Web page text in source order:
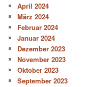
April 2024
März 2024
Februar 2024
Januar 2024
Dezember 2023
November 2023
Oktober 2023
September 2023